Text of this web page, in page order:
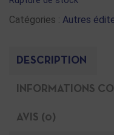
Catégories : Autres
DESCRIPTION
INFORMATIONS
AVIS (0)